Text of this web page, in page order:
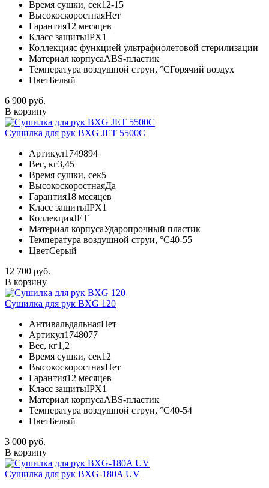
Время сушки, сек12-15
ВысокоскоростнаяНет
Гарантия12 месяцев
Класс защитыIPX1
Коллекцияс функцией ультрафиолетовой стерилизации
Материал корпусаABS-пластик
Температура воздушной струи, °СГорячий воздух
ЦветБелый
6 900 руб.
В корзину
Сушилка для рук BXG JET 5500C
Артикул1749894
Вес, кг3,45
Время сушки, сек5
ВысокоскоростнаяДа
Гарантия18 месяцев
Класс защитыIPX1
КоллекцияJET
Материал корпусаУдаропрочный пластик
Температура воздушной струи, °С40-55
ЦветСерый
12 700 руб.
В корзину
Сушилка для рук BXG 120
АнтивальдальнаяНет
Артикул1748077
Вес, кг1,2
Время сушки, сек12
ВысокоскоростнаяНет
Гарантия12 месяцев
Класс защитыIPX1
Материал корпусаABS-пластик
Температура воздушной струи, °С40-54
ЦветБелый
3 000 руб.
В корзину
Сушилка для рук BXG-180A UV